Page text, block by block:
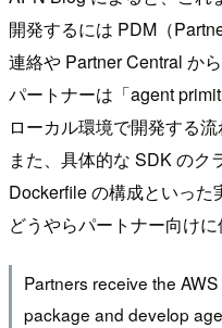
開発するには PDM（
連絡や Partner Central か
パートナーは「agent
ローカル環境で開発する流
また、具体的な SDK のク
Dockerfile の構成といった
どうやらパートナー向け
Partners receive the
package and develop